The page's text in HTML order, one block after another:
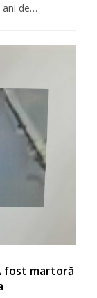
ani de…
fost martoră